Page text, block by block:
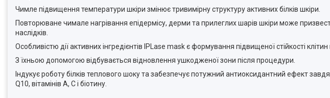
Чимле підвищення температури шкіри змінює тривимірну структуру активних білків шкіри.
Повторюване чимале нагрівання епідермісу, дерми та прилеглих шарів шкіри може
наслідків.
Особливістю дії активних інгредієнтів IPLase mask є формування підвищеної стійкості
З їхньою допомогою відбувається відновлення ушкодженої зони після процедури.
Індукує роботу білків теплового шоку та забезпечує потужний антиоксидантний ефект
Q10, вітамінів А, С і біотину.